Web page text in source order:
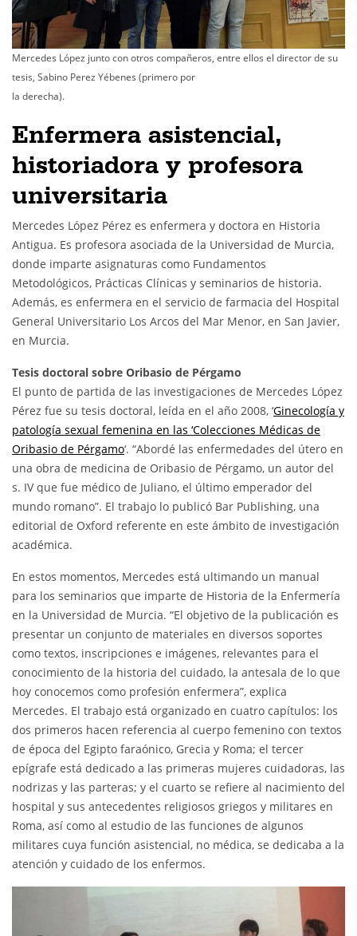
Mercedes López junto con otros compañeros, entre ellos el director de su
tesis, Sabino Perez Yébenes (primero por
la derecha).
Enfermera asistencial,
historiadora y profesora
universitaria
Mercedes López Pérez es enfermera y doctora en Historia
Antigua. Es profesora asociada de la Universidad de Murcia,
donde imparte asignaturas como Fundamentos
Metodológicos, Prácticas Clínicas y seminarios de historia.
Además, es enfermera en el servicio de farmacia del Hospital
General Universitario Los Arcos del Mar Menor, en San Javier,
en Murcia.
Tesis doctoral sobre Oribasio de Pérgamo
El punto de partida de las investigaciones de Mercedes López
Pérez fue su tesis doctoral, leída en el año 2008, ‘Ginecología y
patología sexual femenina en las ‘Colecciones Médicas de
Oribasio de Pérgamo‘. “Abordé las enfermedades del útero en
una obra de medicina de Oribasio de Pérgamo, un autor del
s. IV que fue médico de Juliano, el último emperador del
mundo romano”. El trabajo lo publicó Bar Publishing, una
editorial de Oxford referente en este ámbito de investigación
académica.
En estos momentos, Mercedes está ultimando un manual
para los seminarios que imparte de Historia de la Enfermería
en la Universidad de Murcia. “El objetivo de la publicación es
presentar un conjunto de materiales en diversos soportes
como textos, inscripciones e imágenes, relevantes para el
conocimiento de la historia del cuidado, la antesala de lo que
hoy conocemos como profesión enfermera”, explica
Mercedes. El trabajo está organizado en cuatro capítulos: los
dos primeros hacen referencia al cuerpo femenino con textos
de época del Egipto faraónico, Grecia y Roma; el tercer
epígrafe está dedicado a las primeras mujeres cuidadoras, las
nodrizas y las parteras; y el cuarto se refiere al nacimiento del
hospital y sus antecedentes religiosos griegos y militares en
Roma, así como al estudio de las funciones de algunos
militares cuya función asistencial, no médica, se dedicaba a la
atención y cuidado de los enfermos.